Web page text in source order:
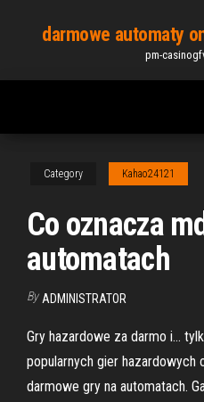
content
darmowe automaty
pm-
Category Kahao24121
Co oznacza
automatach
By ADMINISTRATOR
Gry hazardowe za darmo i…
popularnych gier
darmowe gry na automatach.